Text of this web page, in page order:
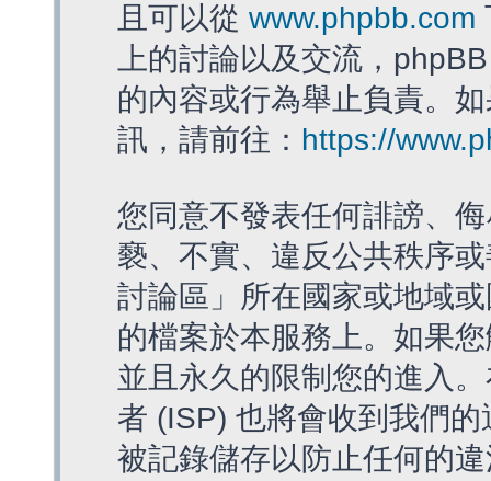
且可以從 www.phpbb.com
上的討論以及交流，
的內容或行為舉止負責。
訊，請前往： https://
您同意不發表任何誹謗、
褻、不實、違反公共秩序
討論區」所在國家或地域
的檔案於本服務上。如果
並且永久的限制您的進入
者 (ISP) 也將會收到我們
被記錄儲存以防止任何的